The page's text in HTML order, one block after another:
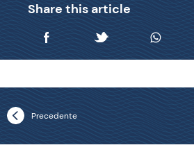
Share this article
Precedente